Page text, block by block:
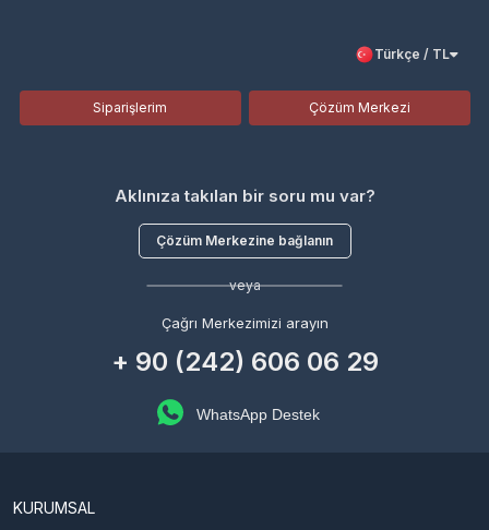
Türkçe / TL
Siparişlerim Çözüm Merkezi
Aklınıza takılan bir soru mu var?
Çözüm Merkezine bağlanın
veya
Çağrı Merkezimizi arayın
+ 90 (242) 606 06 29
WhatsApp Destek
KURUMSAL